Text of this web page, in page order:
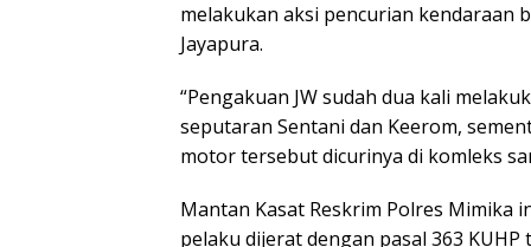
melakukan aksi pencurian kendaraan
Jayapura.
“Pengakuan JW sudah dua kali
seputaran Sentani dan Keerom,
motor tersebut dicurinya di komleks
Mantan Kasat Reskrim Polres Mimika
pelaku dijerat dengan pasal 363